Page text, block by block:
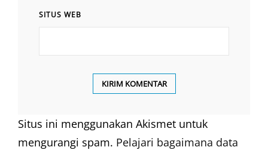
SITUS WEB
Situs ini menggunakan Akismet untuk
mengurangi spam. Pelajari bagaimana data